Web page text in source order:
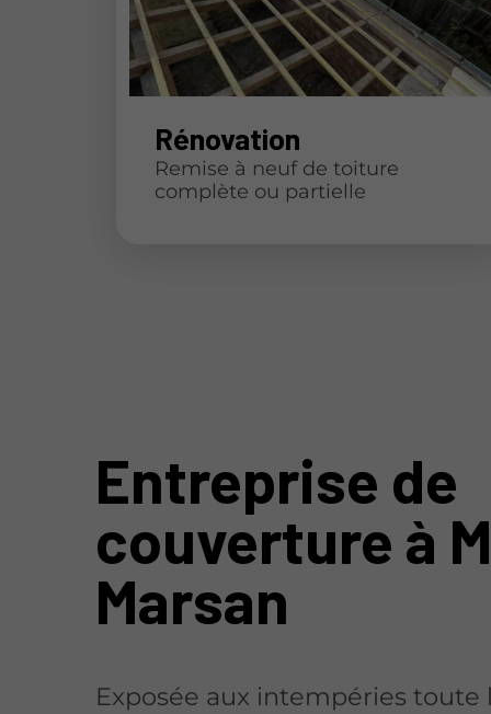
Rénovation
Remise à neuf de toiture
complète ou partielle
Entreprise de
couverture à
Marsan
Exposée aux intempéries toute